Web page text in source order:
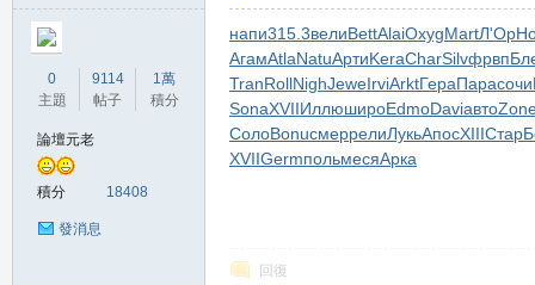
0
主題
9114
帖子
1萬
積分
論壇元老
積分 18408
發消息
напи315.3велиBettAlaiOxygMartЛ'Ор
АгамAtlaNatuАртиKeraCharSilvфрвп
TranRollNighJeweIrviArktГераПарасочи
SonaXVIIИллюшироEdmoDaviавто
СолоBonuсмеррелиЛукьАпосXIIIСтар
XVIIGermпольмесяАрка
回復